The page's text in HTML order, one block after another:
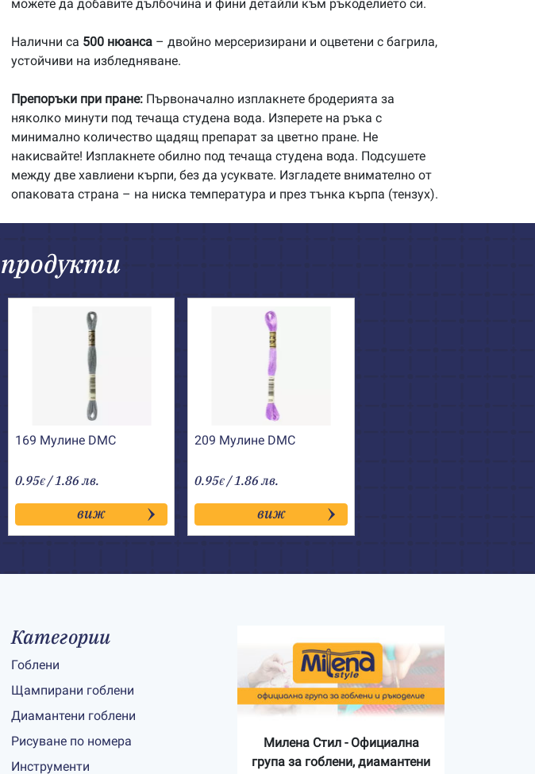
можете да добавите дълбочина и фини детайли към ръкоделието си.
Налични са 500 нюанса – двойно мерсеризирани и оцветени с багрила,
устойчиви на избледняване.
Препоръки при пране: Първоначално изплакнете бродерията за
няколко минути под течаща студена вода. Изперете на ръка с
минимално количество щадящ препарат за цветно пране. Не
накисвайте! Изплакнете обилно под течаща студена вода. Подсушете
между две хавлиени кърпи, без да усуквате. Изгладете внимателно от
опаковата страна – на ниска температура и през тънка кърпа (тензух).
169 Мулине DMC
0.95€ / 1.86 лв.
виж
209 Мулине DMC
0.95€ / 1.86 лв.
виж
Категории
Гоблени
Щампирани гоблени
Диамантени гоблени
Рисуване по номера
Инструменти
Милена Стил - Официална
група за гоблени, диамантени